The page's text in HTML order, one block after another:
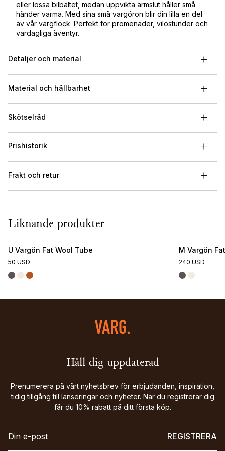
eller lossa bilbältet, medan uppvikta ärmslut håller små
händer varma. Med sina små vargöron blir din lilla en del
av vår vargflock. Perfekt för promenader, vilostunder och
vardagliga äventyr.
Detaljer och material
Material och hållbarhet
Skötselråd
Prishistorik
Frakt och retur
Liknande produkter
U Vargön Fat Wool Tube
50 USD
M Vargön
240 USD
Håll dig uppdaterad
Prenumerera på vårt nyhetsbrev för erbjudanden, inspiration,
tidig tillgång till lanseringar och nyheter. När du registrerar dig
får du 10% rabatt på ditt första köp.
REGISTRERA